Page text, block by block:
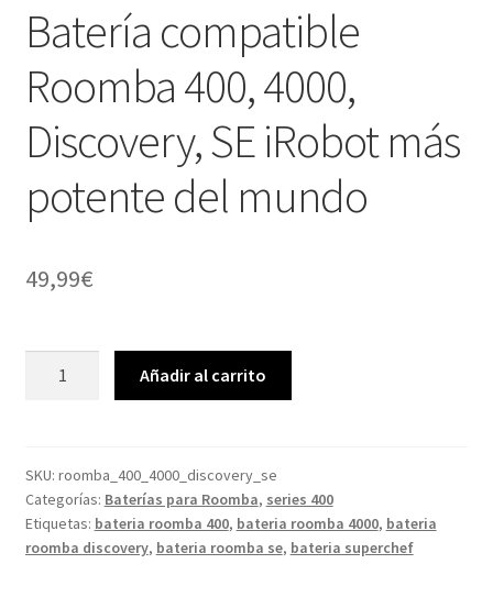
Batería compatible
Roomba 400, 4000,
Discovery, SE iRobot más
potente del mundo
49,99€
4000,
Discovery,
SE
iRobot
Añadir al carrito
SKU: roomba_400_4000_discovery_se
Categorías: Baterías para Roomba, series 400
Etiquetas: bateria roomba 400, bateria roomba 4000, bateria
roomba discovery, bateria roomba se, bateria superchef